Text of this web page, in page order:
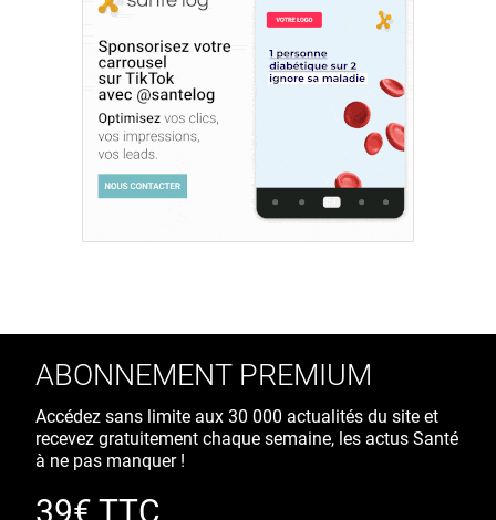
ABONNEMENT PREMIUM
Accédez sans limite aux 30 000 actualités du site et
recevez gratuitement chaque semaine, les actus Santé
à ne pas manquer !
39€ TTC